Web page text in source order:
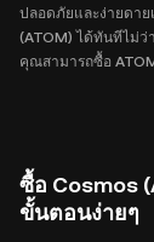
ปลอดภัยและง่ายดา
(ATOM) ได้ทันทีไม่ว่
คุณสามารถซื้อ
ซื้อ Cosmos
ขั้นตอนง่ายๆ